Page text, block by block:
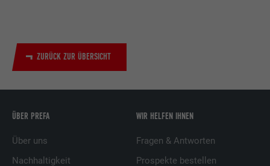
ZURÜCK ZUR ÜBERSICHT
ÜBER PREFA
Über uns
Nachhaltigkeit
WIR HELFEN IHNEN
Fragen & Antworten
Prospekte bestellen